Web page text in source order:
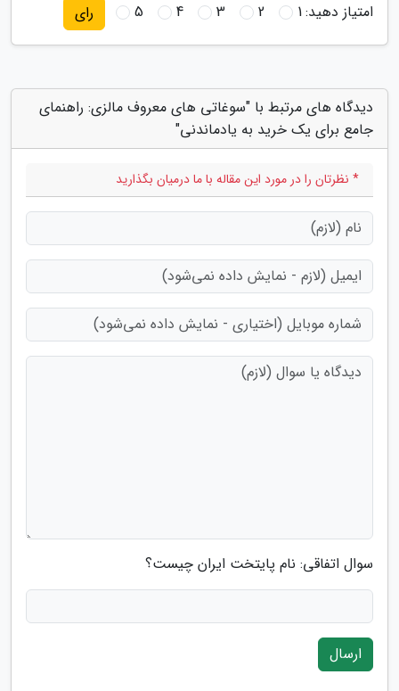
امتیاز دهید:1
2
3
4
5 رای
دیدگاه های مرتبط با "سوغاتی های معروف مالزی: راهنمای
جامع برای یک خرید به یادماندنی"
* نظرتان را در مورد این مقاله با ما درمیان بگذارید
سوال اتفاقی: نام پایتخت ایران چیست؟
ارسال